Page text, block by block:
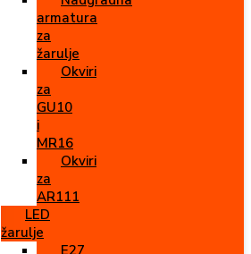
armatura
za
žarulje
Okviri
za
GU10
i
MR16
Okviri
za
AR111
LED
žarulje